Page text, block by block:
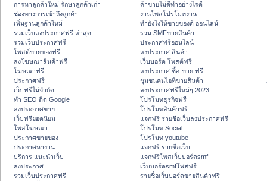
การหาลูกค้าใหม่ รักษาลูกค้าเก่า
ช่องทางการเข้าถึงลูกค้า
เพิ่มฐานลูกค้าใหม่
รวมเว็บลงประกาศฟรี ล่าสุด
รวมเว็บประกาศฟรี
โพสต์ขายของฟรี
ลงโฆษณาสินค้าฟรี
โฆษณาฟรี
ประกาศฟรี
เว็บฟรีไม่จำกัด
ทำ SEO ติด Google
ลงประกาศขาย
เว็บฟรียอดนิยม
โพสโฆษณา
ประกาศขายของ
ประกาศหางาน
บริการ แนะนำเว็บ
ลงประกาศ
รวมเว็บประกาศฟรี
ค้าขายไม่ดีทำอย่างไรดี
งานโพสโปรโมทงาน
ทํายังไงให้ขายของดี ออนไลน์
รวม SMFขายสินค้า
ประกาศฟรีออนไลน์
ลงประกาศ สินค้า
เว็บบอร์ด โพสต์ฟรี
ลงประกาศ ซื้อ-ขาย ฟรี
ชุมชนคนไอทีขายสินค้า
ลงประกาศฟรีใหม่ๆ 2023
โปรโมทธุรกิจฟรี
โปรโมทสินค้าฟรี
แจกฟรี รายชื่อเว็บลงประกาศฟรี
โปรโมท Social
โปรโมท youtube
แจกฟรี รายชื่อเว็บ
แจกฟรีโพสเว็บบอร์ดsmf
เว็บบอร์ดsmfโพสฟรี
รายชื่อเว็บบอร์ดขายสินค้าฟรี